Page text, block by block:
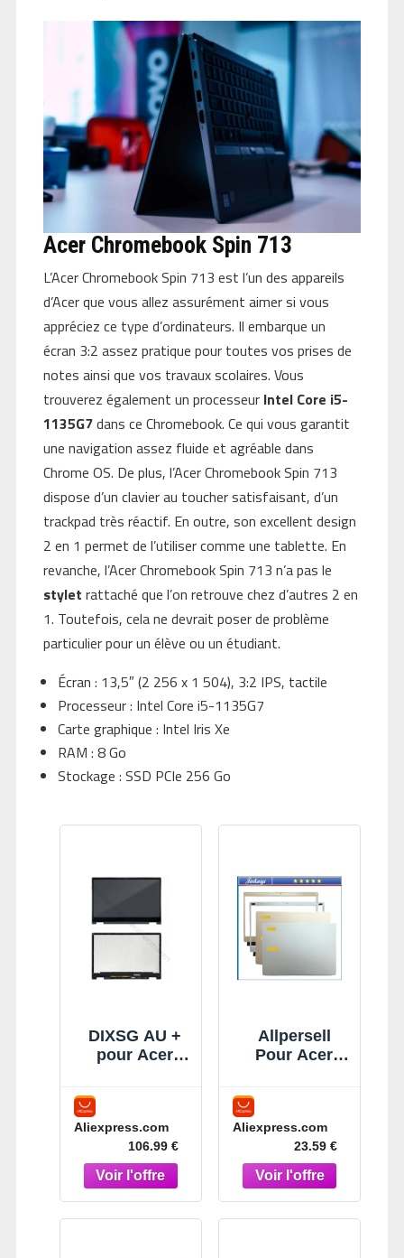
Acer Chromebook Spin 713
L’Acer Chromebook Spin 713 est l’un des appareils
d’Acer que vous allez assurément aimer si vous
appréciez ce type d’ordinateurs. Il embarque un
écran 3:2 assez pratique pour toutes vos prises de
notes ainsi que vos travaux scolaires. Vous
trouverez également un processeur Intel Core i5-
1135G7dans ce Chromebook. Ce qui vous garantit
une navigation assez fluide et agréable dans
Chrome OS. De plus, l’Acer Chromebook Spin 713
dispose d’un clavier au toucher satisfaisant, d’un
trackpad très réactif. En outre, son excellent design
2 en 1 permet de l’utiliser comme une tablette. En
revanche, l’Acer Chromebook Spin 713 n’a pas le
stylet rattaché que l’on retrouve chez d’autres 2 en
1. Toutefois, cela ne devrait poser de problème
particulier pour un élève ou un étudiant.
Écran : 13,5″ (2 256 x 1 504), 3:2 IPS, tactile
Processeur : Intel Core i5-1135G7
Carte graphique : Intel Iris Xe
RAM : 8 Go
Stockage : SSD PCIe 256 Go
DIXSG AU +
pour Acer
Spin CP713-
2W N19Q5
écran tactile
LCD + lunette
NE135FBM-
N41
Aliexpress.com
106.99 €
Allpersell
Pour Acer
ordinateur
portable LCD
couverture
supérieure
écran coque
arrière cadre
Aliexpress.com
23.59 €